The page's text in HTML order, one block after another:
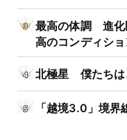
最高の体調 進化
高のコンディシ
北極星 僕たちは
「越境3.0」境